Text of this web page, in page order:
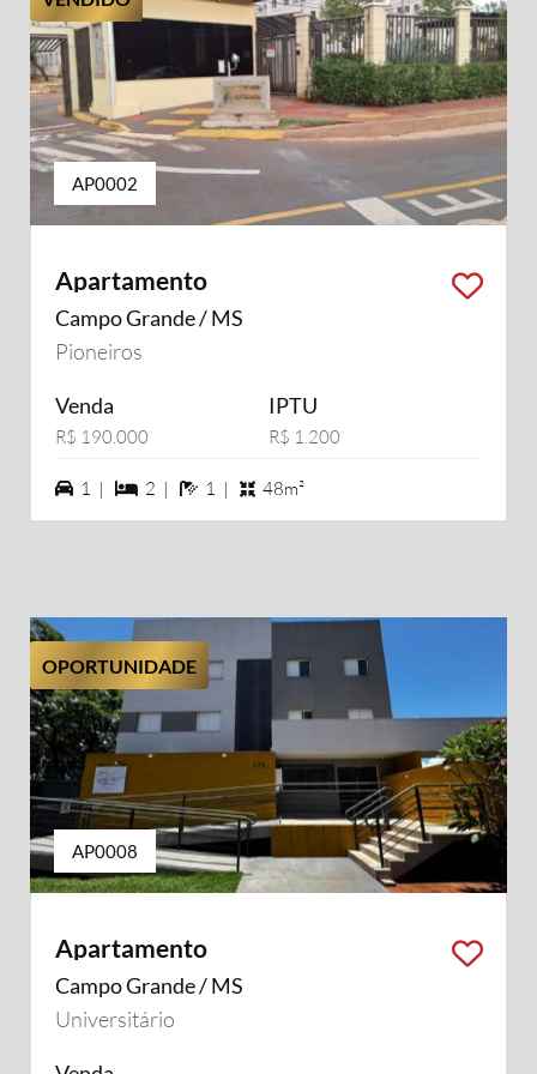
AP0002
Apartamento
Campo Grande / MS
Pioneiros
Venda
R$ 190.000
IPTU
R$ 1.200
1 vagas na garagem
1 | 2 dormiórios
2 | 1 banheiros
1 | 48m²
OPORTUNIDADE
AP0008
Apartamento
Campo Grande / MS
Universitário